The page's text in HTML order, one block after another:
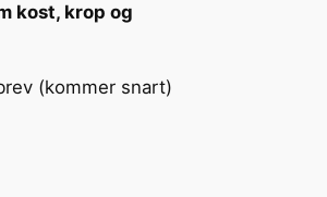
kost, krop og
(kommer snart)